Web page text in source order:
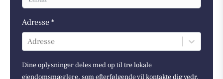
Adresse *
Adresse
Dine oplysninger deles med op til tre lokale
ejendomsmæglere, som efterfølgende vil kontakte dig vedr.